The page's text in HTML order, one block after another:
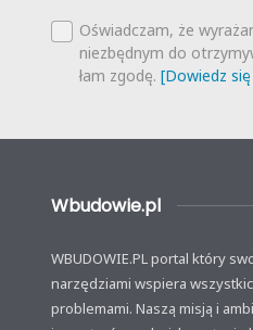
Oświadczam, że
niezbędnym do
łam zgodę. [Dowiedz
Wbudowie.pl
WBUDOWIE.PL portal który
narzędziami wspiera
problemami. Naszą misją i